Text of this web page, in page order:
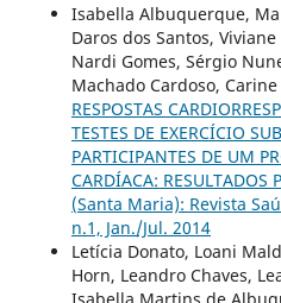
Isabella Albuquerque,
Daros dos Santos,
Nardi Gomes, Sérgio
Machado Cardoso,
RESPOSTAS
TESTES DE EXERCÍCIO
PARTICIPANTES DE UM
CARDÍACA: RESULTADOS
(Santa Maria): Revista
n.1, Jan./Jul. 2014
Letícia Donato, Loani
Horn, Leandro Chaves,
Isabella Martins de